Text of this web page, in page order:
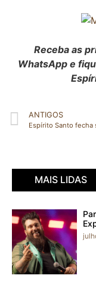
Receba as
WhatsApp e
ANTIGOS
MAIS LIDAS